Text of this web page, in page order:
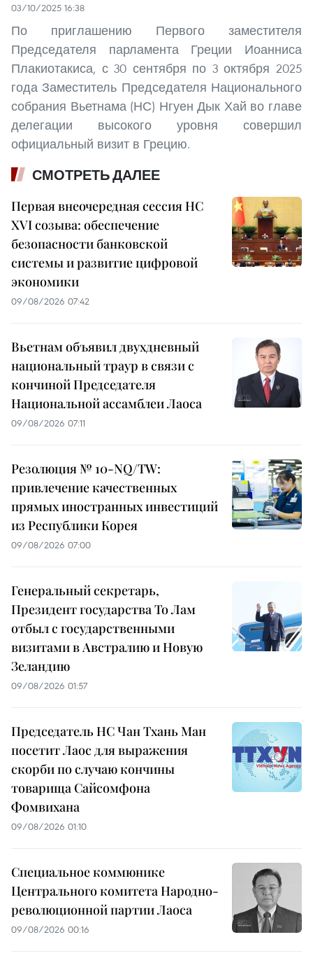
03/10/2025 16:38
По приглашению Первого заместителя
Председателя парламента Греции Иоанниса
Плакиотакиса, с 30 сентября по 3 октября 2025
года Заместитель Председателя Национального
собрания Вьетнама (НС) Нгуен Дык Хай во главе
делегации высокого уровня совершил
официальный визит в Грецию.
СМОТРЕТЬ ДАЛЕЕ
Первая внеочередная сессия НС
XVI созыва: обеспечение
безопасности банковской
системы и развитие цифровой
экономики
09/08/2026 07:42
Вьетнам объявил двухдневный
национальный траур в связи с
кончиной Председателя
Национальной ассамблеи Лаоса
09/08/2026 07:11
Резолюция № 10-NQ/TW:
привлечение качественных
прямых иностранных инвестиций
из Республики Корея
09/08/2026 07:00
Генеральный секретарь,
Президент государства То Лам
отбыл с государственными
визитами в Австралию и Новую
Зеландию
09/08/2026 01:57
Председатель НС Чан Тхань Ман
посетит Лаос для выражения
скорби по случаю кончины
товарища Сайсомфона
Фомвихана
09/08/2026 01:10
Специальное коммюнике
Центрального комитета Народно-
революционной партии Лаоса
09/08/2026 00:16